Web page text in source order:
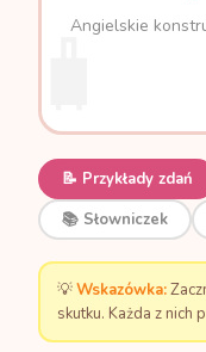
Angielskie
📝 Przykłady zdań
📚 Słowniczek
💡Wskazówka:
skutku. Każda z nich